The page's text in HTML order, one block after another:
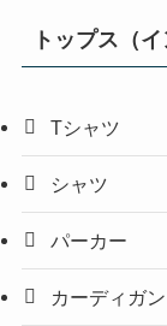
トップス（イ
Tシャツ
シャツ
パーカー
カーディガン